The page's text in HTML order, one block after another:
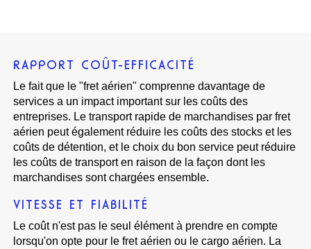
RAPPORT COÛT-EFFICACITÉ
Le fait que le "fret aérien" comprenne davantage de
services a un impact important sur les coûts des
entreprises. Le transport rapide de marchandises par fret
aérien peut également réduire les coûts des stocks et les
coûts de détention, et le choix du bon service peut réduire
les coûts de transport en raison de la façon dont les
marchandises sont chargées ensemble.
VITESSE ET FIABILITÉ
Le coût n'est pas le seul élément à prendre en compte
lorsqu'on opte pour le fret aérien ou le cargo aérien. La